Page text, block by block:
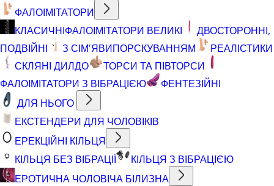
ФАЛОІМІТАТОРИ
КЛАСИЧНІФАЛОІМІТАТОРИ ВЕЛИКІ
ДВОСТОРОННІ,
ПОДВІЙНІ
З СІМ'ЯВИПОРСКУВАННЯМ
РЕАЛІСТИКИ
СКЛЯНІ ДИЛДО
ТОРСИ ТА ПІВТОРСИ
ФАЛОІМІТАТОРИ З ВІБРАЦІЄЮ
ФЕНТЕЗІЙНІ
ДЛЯ НЬОГО
ЕКСТЕНДЕРИ ДЛЯ ЧОЛОВІКІВ
ЕРЕКЦІЙНІ КІЛЬЦЯ
КІЛЬЦЯ БЕЗ ВІБРАЦІЇ
КІЛЬЦЯ З ВІБРАЦІЄЮ
ЕРОТИЧНА ЧОЛОВІЧА БІЛИЗНА